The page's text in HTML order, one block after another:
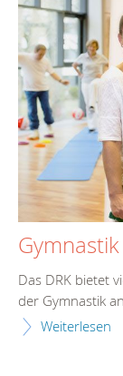
Gymnastik
Das DRK bietet
der Gymnastik
Weiterlesen